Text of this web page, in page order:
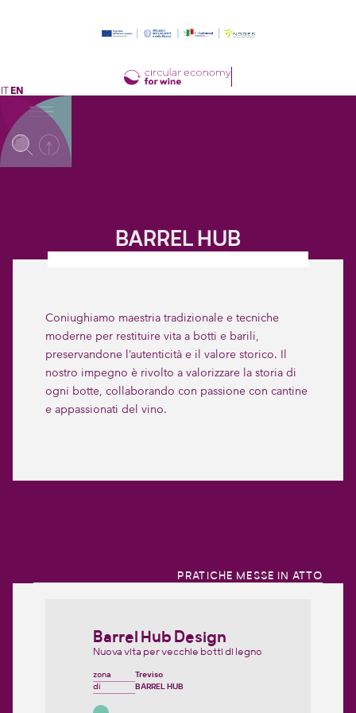
ITEN
BARREL HUB
Coniughiamo maestria tradizionale e tecniche
moderne per restituire vita a botti e barili,
preservandone l’autenticità e il valore storico. Il
nostro impegno è rivolto a valorizzare la storia di
ogni botte, collaborando con passione con cantine
e appassionati del vino.
PRATICHE MESSE IN ATTO
Barrel Hub Design
Nuova vita per vecchie botti di legno
zona
Treviso
di
BARREL HUB